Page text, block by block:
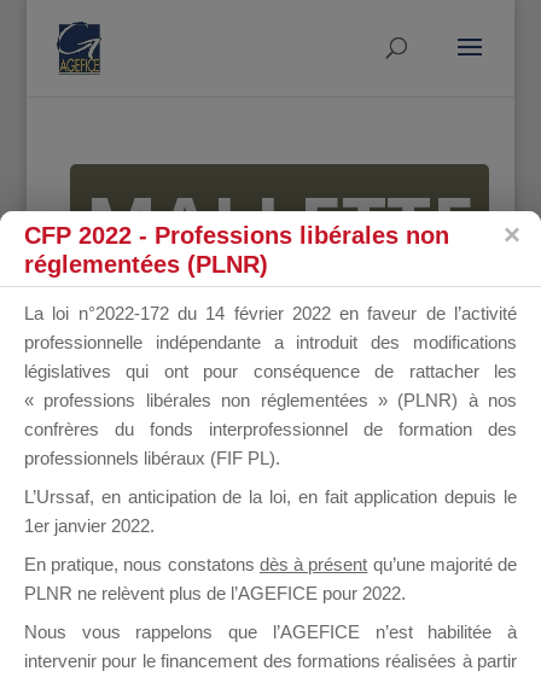
MALLETTE
DU
DIRIGEANT
il y a un mois
CFP 2022 - Professions libérales non
réglementées (PLNR)
La loi n°2022-172 du 14 février 2022 en faveur de l’activité
professionnelle indépendante a introduit des modifications
législatives qui ont pour conséquence de rattacher les
« professions libérales non réglementées » (PLNR) à nos
confrères du fonds interprofessionnel de formation des
professionnels libéraux (FIF PL).
L’Urssaf, en anticipation de la loi, en fait application depuis le
1er janvier 2022.
En pratique, nous constatons dès à présent qu’une majorité de
PLNR ne relèvent plus de l’AGEFICE pour 2022.
Nous vous rappelons que l’AGEFICE n’est habilitée à
intervenir pour le financement des formations réalisées à partir